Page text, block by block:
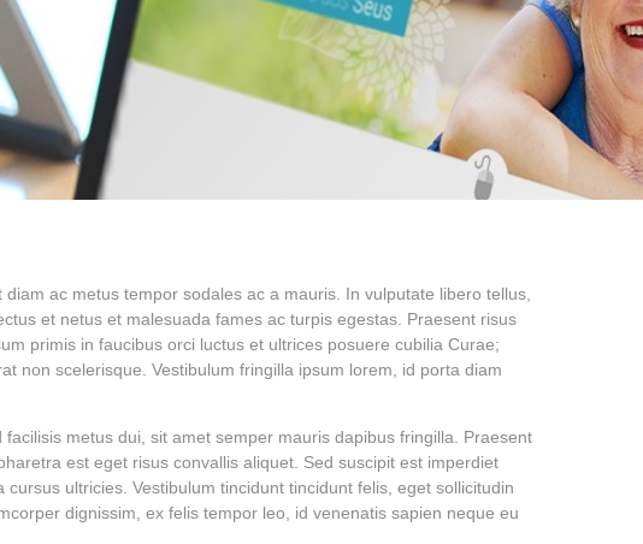
ac metus tempor sodales ac a mauris. In vulputate libero tellus,
et netus et malesuada fames ac turpis egestas. Praesent risus
primis in faucibus orci luctus et ultrices posuere cubilia Curae;
non scelerisque. Vestibulum fringilla ipsum lorem, id porta diam
metus dui, sit amet semper mauris dapibus fringilla. Praesent
est eget risus convallis aliquet. Sed suscipit est imperdiet
ultricies. Vestibulum tincidunt tincidunt felis, eget sollicitudin
dignissim, ex felis tempor leo, id venenatis sapien neque eu